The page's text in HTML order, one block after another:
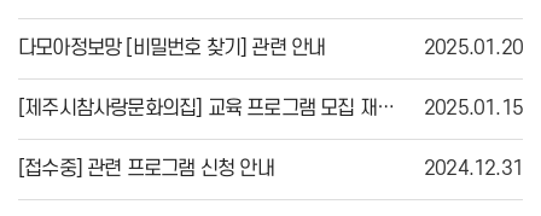
다모아정보망 [비밀번호 찾기] 관련 안내 2025.01.20
[제주시참사랑문화의집] 교육 프로그램 모집 재안내(1/21~) 2025.01.15
[접수중] 관련 프로그램 신청 안내 2024.12.31